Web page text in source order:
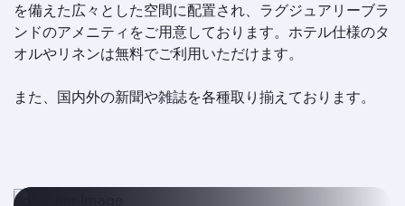
を備えた広々とした空間に配置され、ラグジュアリーブラ
ンドのアメニティをご用意しております。ホテル仕様のタ
オルやリネンは無料でご利用いただけます。
また、国内外の新聞や雑誌を各種取り揃えております。